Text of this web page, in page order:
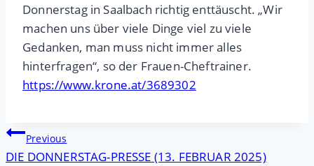
Donnerstag in Saalbach richtig enttäuscht. „Wir
machen uns über viele Dinge viel zu viele
Gedanken, man muss nicht immer alles
hinterfragen“, so der Frauen-Cheftrainer.
https://www.krone.at/3689302
Beitragsnavigation
Previous
DIE DONNERSTAG-PRESSE (13. FEBRUAR 2025)